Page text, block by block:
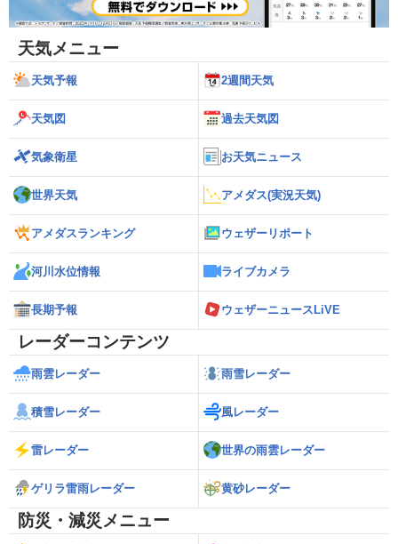
天気メニュー
天気予報 2週間天気
天気図 過去天気図
気象衛星 お天気ニュース
世界天気 アメダス(実況天気)
アメダスランキング ウェザーリポート
河川水位情報 ライブカメラ
長期予報 ウェザーニュースLiVE
レーダーコンテンツ
雨雲レーダー 雨雪レーダー
積雪レーダー 風レーダー
雷レーダー 世界の雨雲レーダー
ゲリラ雷雨レーダー 黄砂レーダー
防災・減災メニュー